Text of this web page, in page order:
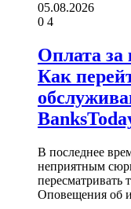
05.08.2026
0 4
Оплата за
Как
В последнее
неприятным
пересматривать
Оповещения об